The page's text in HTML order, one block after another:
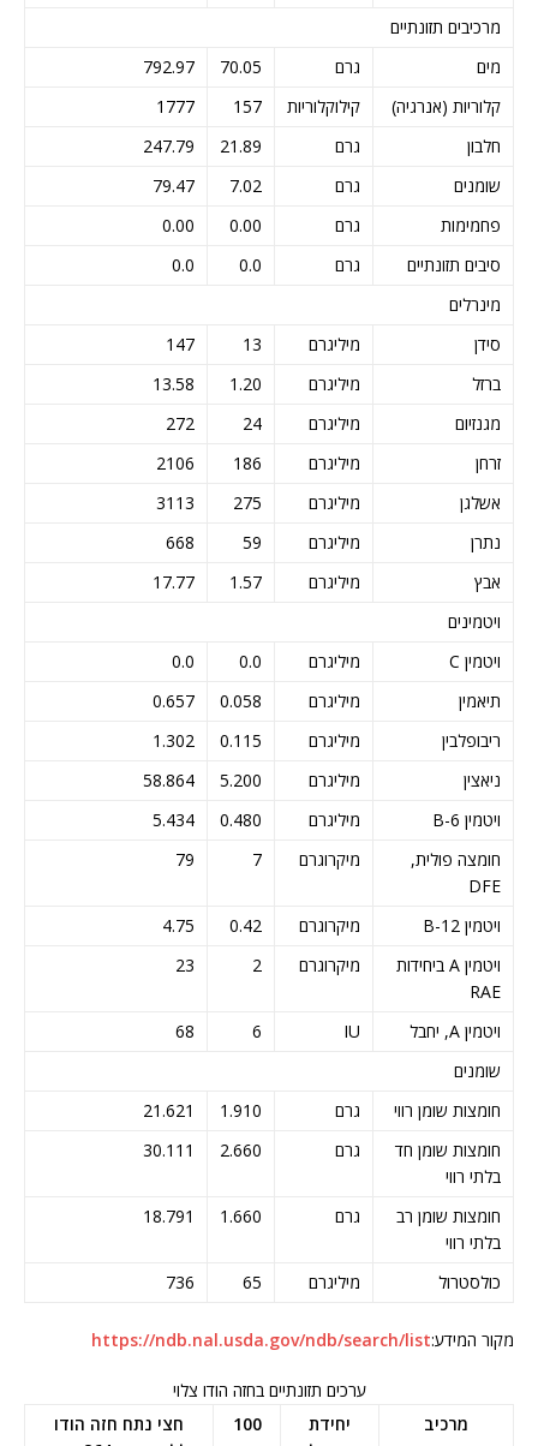
מרכיבים תזונתיים
מים
גרם 70.05
792.97
קלוריות (אנרגיה)
קילוקלוריות 157
1777
חלבון
גרם 21.89
247.79
שומנים
גרם 7.02
79.47
פחמימות
גרם 0.00
0.00
סיבים תזונתיים
גרם 0.0
0.0
מינרלים
סידן
מיליגרם 13
147
ברזל
מיליגרם 1.20
13.58
מגנזיום
מיליגרם 24
272
זרחן
מיליגרם 186
2106
אשלגן
מיליגרם 275
3113
נתרן
מיליגרם 59
668
אבץ
מיליגרם 1.57
17.77
ויטמינים
ויטמין C
מיליגרם 0.0
0.0
תיאמין
מיליגרם 0.058
0.657
ריבופלבין
מיליגרם 0.115
1.302
ניאצין
מיליגרם 5.200
58.864
ויטמין B-6
מיליגרם 0.480
5.434
חומצה פולית,
DFE
מיקרוגרם 7
79
ויטמין B-12 מיקרוגרם 0.42
4.75
ויטמין A ביחידות
RAE
מיקרוגרם 2
23
ויטמין A, יחבל IU
6
68
שומנים
חומצות שומן רווי
גרם 1.910
21.621
חומצות שומן חד
בלתי רווי
גרם 2.660
30.111
חומצות שומן רב
בלתי רווי
גרם 1.660
18.791
כולסטרול מיליגרם 65
736
מקור המידע:https://ndb.nal.usda.gov/ndb/search/list
ערכים תזונתיים בחזה הודו צלוי
מרכיב
יחידת
100
חצי נתח חזה הודו